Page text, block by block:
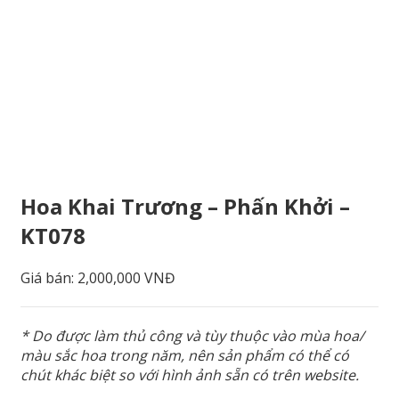
Hoa Khai Trương – Phấn Khởi –
KT078
Giá bán: 2,000,000 VNĐ
* Do được làm thủ công và tùy thuộc vào mùa hoa/
màu sắc hoa trong năm, nên sản phẩm có thể có
chút khác biệt so với hình ảnh sẵn có trên website.